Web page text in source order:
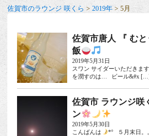
佐賀市のラウンジ 咲くら > 2019年 > 5月
佐賀市唐人 『 む
飯
2019年5月31日
スワン サイダーいただきます
を潤すのは… ビール&#x
佐賀市 ラウンジ咲
ン
2019年5月30日
こんばんは
*° ５月末日。